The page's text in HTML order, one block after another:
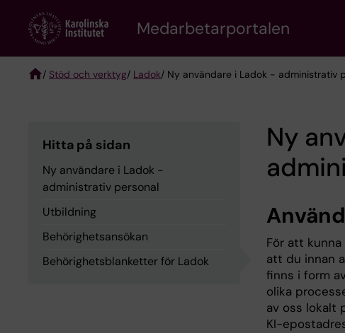
content
Medarbetarportalen
/ Stöd och verktyg/ Ladok/ Ny användare i Ladok - administrativ
Hitta på sidan
Ny användare i Ladok -
administrativ personal
Utbildning
Behörighetsansökan
Behörighetsblanketter för Ladok
Ny
För att
att du innan
finns i form
olika
av oss lokalt
KI-